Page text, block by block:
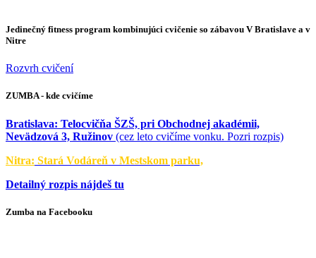
Jedinečný fitness program kombinujúci cvičenie so zábavou V Bratislave a v
Nitre
Rozvrh cvičení
ZUMBA - kde cvičíme
Bratislava: Telocvičňa ŠZŠ, pri Obchodnej akadémii,
Nevädzová 3, Ružinov (cez leto cvičíme vonku. Pozri rozpis)
Nitra: Stará Vodáreň v Mestskom parku,
Detailný rozpis nájdeš tu
Zumba na Facebooku